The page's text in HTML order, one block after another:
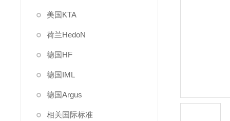
美国KTA
荷兰HedoN
德国HF
德国IML
德国Argus
相关国际标准